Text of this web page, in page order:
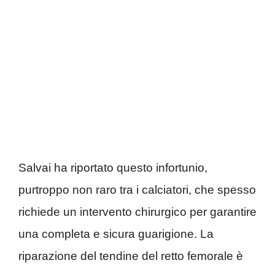
Salvai ha riportato questo infortunio,
purtroppo non raro tra i calciatori, che spesso
richiede un intervento chirurgico per garantire
una completa e sicura guarigione. La
riparazione del tendine del retto femorale è